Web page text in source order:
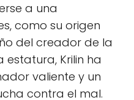
a una
como su origen
del creador de la
estatura, Krilin ha
valiente y un
contra el mal.